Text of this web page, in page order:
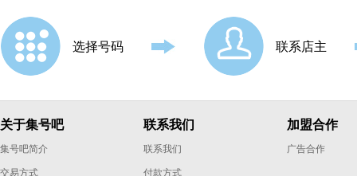
选择号码 联系店主
关于集号吧
集号吧简介
交易方式
联系我们
联系我们
付款方式
加盟合作
广告合作